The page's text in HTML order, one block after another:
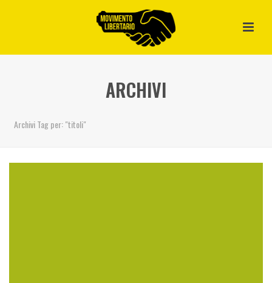
ARCHIVI
Archivi Tag per: "titoli"